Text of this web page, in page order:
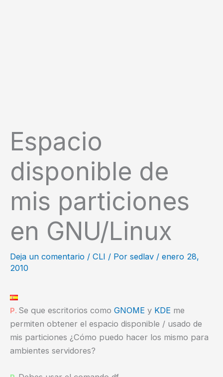
Espacio
disponible de
mis particiones
en GNU/Linux
Deja un comentario / CLI / Por sedlav / enero 28,
2010
P. Se que escritorios como GNOME y KDE me
permiten obtener el espacio disponible / usado de
mis particiones ¿Cómo puedo hacer los mismo para
ambientes servidores?